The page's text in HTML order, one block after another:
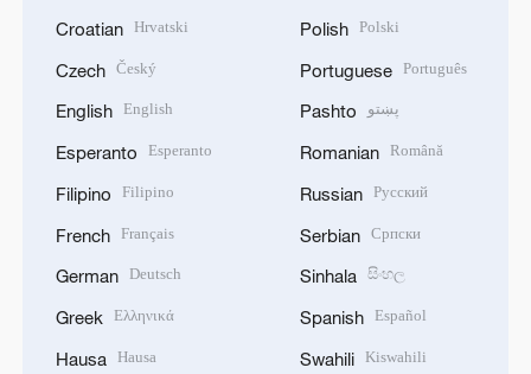
Croatian Hrvatski
Czech Český
English English
Esperanto Esperanto
Filipino Filipino
French Français
German Deutsch
Greek Ελληνικά
Hausa Hausa
Polish Polski
Portuguese Português
Pashto پښتو
Romanian Română
Russian Русский
Serbian Српски
Sinhala සිංහල
Spanish Español
Swahili Kiswahili